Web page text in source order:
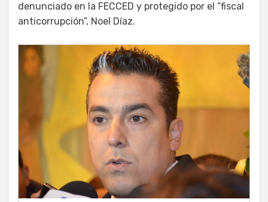
denunciado en la FECCED y protegido por el “fiscal
anticorrupción”, Noel Díaz.